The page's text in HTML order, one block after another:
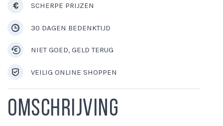
SCHERPE PRIJZEN
30 DAGEN BEDENKTIJD
NIET GOED, GELD TERUG
VEILIG ONLINE SHOPPEN
Omschrijving